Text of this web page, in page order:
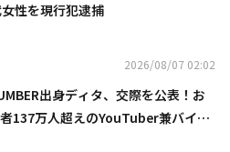
性を現行犯逮捕
2026/08/07 02:02
出身ディタ、交際を公表！お
137万人超えのYouTuber兼バイオ